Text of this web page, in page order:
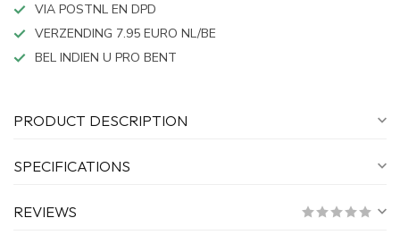
VIA POSTNL EN DPD
VERZENDING 7.95 EURO NL/BE
BEL INDIEN U PRO BENT
PRODUCT DESCRIPTION
SPECIFICATIONS
REVIEWS